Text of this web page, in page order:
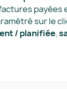
payées
sur le
/ planifiée,